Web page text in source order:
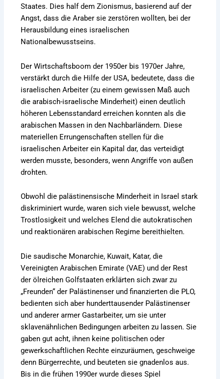
Staates. Dies half dem Zionismus, basierend auf der
Angst, dass die Araber sie zerstören wollten, bei der
Herausbildung eines israelischen
Nationalbewusstseins.
Der Wirtschaftsboom der 1950er bis 1970er Jahre,
verstärkt durch die Hilfe der USA, bedeutete, dass die
israelischen Arbeiter (zu einem gewissen Maß auch
die arabisch-israelische Minderheit) einen deutlich
höheren Lebensstandard erreichen konnten als die
arabischen Massen in den Nachbarländern. Diese
materiellen Errungenschaften stellen für die
israelischen Arbeiter ein Kapital dar, das verteidigt
werden musste, besonders, wenn Angriffe von außen
drohten.
Obwohl die palästinensische Minderheit in Israel stark
diskriminiert wurde, waren sich viele bewusst, welche
Trostlosigkeit und welches Elend die autokratischen
und reaktionären arabischen Regime bereithielten.
Die saudische Monarchie, Kuwait, Katar, die
Vereinigten Arabischen Emirate (VAE) und der Rest
der ölreichen Golfstaaten erklärten sich zwar zu
„Freunden“ der Palästinenser und finanzierten die PLO,
bedienten sich aber hunderttausender Palästinenser
und anderer armer Gastarbeiter, um sie unter
sklavenähnlichen Bedingungen arbeiten zu lassen. Sie
gaben gut acht, ihnen keine politischen oder
gewerkschaftlichen Rechte einzuräumen, geschweige
denn Bürgerrechte, und beuteten sie gnadenlos aus.
Bis in die frühen 1990er wurde dieses Spiel